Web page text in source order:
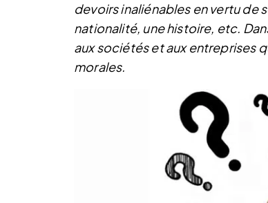
devoirs inaliénables en vertu de
nationalité, une histoire, etc.
aux sociétés et aux entreprises
morales.